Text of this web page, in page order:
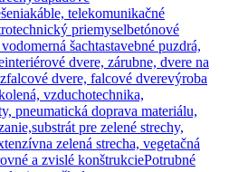
káble, telekomunikačné
priemyselbetónové
šachtastavebné puzdrá,
interiérové dvere, zárubne, dvere na
dvere, falcové dverevýroba
vzduchotechnika,
pneumatická doprava materiálu,
substrát pre zelené strechy,
zelená strecha, vegetačná
a zvislé konštrukciePotrubné